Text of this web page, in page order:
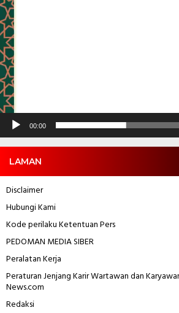
00:00
LAMAN
Disclaimer
Hubungi Kami
Kode perilaku Ketentuan Pers
PEDOMAN MEDIA SIBER
Peralatan Kerja
Peraturan Jenjang Karir Wartawan dan
News.com
Redaksi